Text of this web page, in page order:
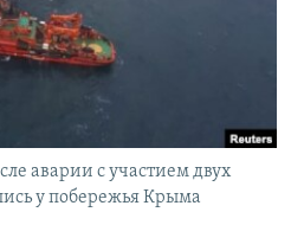
аварии с участием двух
у побережья Крыма